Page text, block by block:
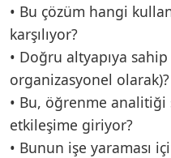
• Bu çözüm hangi
karşılıyor?
• Doğru altyapıya
organizasyonel olarak)?
• Bu, öğrenme analitiği
etkileşime giriyor?
• Bunun işe yaraması